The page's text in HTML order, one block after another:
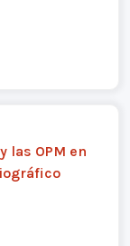
las OPM en